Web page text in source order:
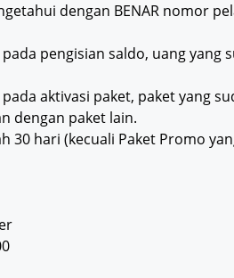
dengan BENAR nomor
pengisian saldo, uang yang
aktivasi paket, paket yang
dengan paket lain.
30 hari (kecuali Paket Promo